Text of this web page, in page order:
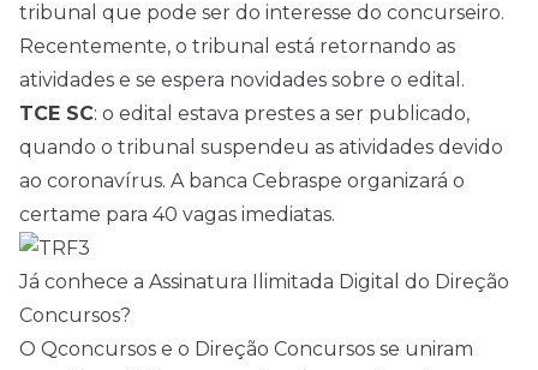
tribunal que pode ser do interesse do concurseiro.
Recentemente, o tribunal está retornando as
atividades e se espera novidades sobre o edital.
TCE SC: o edital estava prestes a ser publicado,
quando o tribunal suspendeu as atividades devido
ao coronavírus. A banca Cebraspe organizará o
certame para 40 vagas imediatas.
Já conhece a Assinatura Ilimitada Digital do Direção
Concursos?
O Qconcursos e o Direção Concursos se uniram